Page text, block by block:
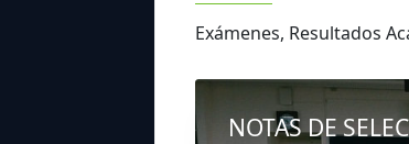
Exámenes, Resultados
NOTAS DE